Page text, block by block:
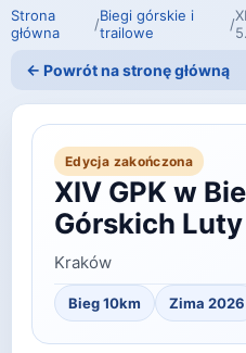
Strona
główna
/Biegi górskie i
trailowe
/
← Powrót na stronę główną
Edycja zakończona
XIV GPK w
Górskich
Kraków
Bieg 10km Zima 2026